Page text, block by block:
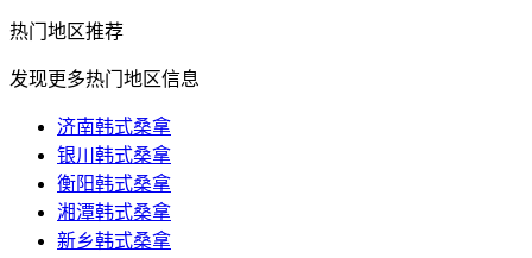
热门 地区推荐
发现更多热门地区信息
济南韩式桑拿
银川韩式桑拿
衡阳韩式桑拿
湘潭韩式桑拿
新乡韩式桑拿